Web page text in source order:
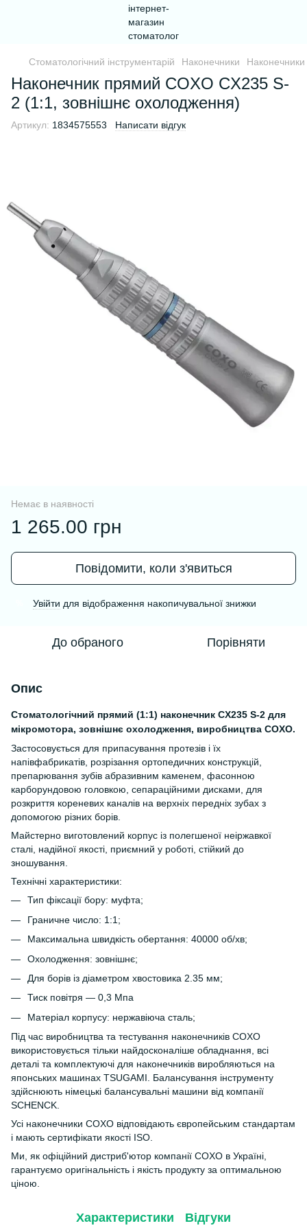
Стоматологічний інструментарій Наконечники
Наконечник прямий COXO CX235 S-
2 (1:1, зовнішнє охолодження)
Артикул: 1834575553 Написати відгук
Немає в наявності
1 265.00 грн
Повідомити, коли з'явиться
Увійти для відображення накопичувальної знижки
До обраного Порівняти
Опис
Стоматологічний прямий (1:1) наконечник CX235 S-2 для
мікромотора, зовнішнє охолодження, виробництва COXO.
Застосовується для припасування протезів і їх
напівфабрикатів, розрізання ортопедичних конструкцій,
препарювання зубів абразивним каменем, фасонною
карборундовою головкою, сепараційними дисками, для
розкриття кореневих каналів на верхніх передніх зубах з
допомогою різних борів.
Майстерно виготовлений корпус із полегшеної неіржавкої
сталі, надійної якості, приємний у роботі, стійкий до
зношування.
Технічні характеристики:
Тип фіксації бору: муфта;
Граничне число: 1:1;
Максимальна швидкість обертання: 40000 об/хв;
Охолодження: зовнішнє;
Для борів із діаметром хвостовика 2.35 мм;
Тиск повітря — 0,3 Мпа
Матеріал корпусу: нержавіюча сталь;
Під час виробництва та тестування наконечників COXO
використовується тільки найдосконаліше обладнання, всі
деталі та комплектуючі для наконечників виробляються на
японських машинах TSUGAMI. Балансування інструменту
здійснюють німецькі балансувальні машини від компанії
SCHENCK.
Усі наконечники COXO відповідають європейським стандартам
і мають сертифікати якості ISO.
Ми, як офіційний дистриб'ютор компанії COXO в Україні,
гарантуємо оригінальність і якість продукту за оптимальною
ціною.
Характеристики Відгуки